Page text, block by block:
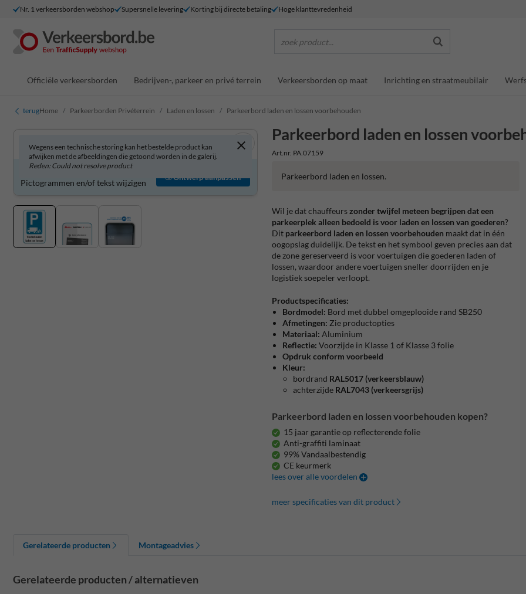
Nr. 1 verkeersborden webshop Supersnelle levering Korting bij directe betaling Hoge klanttevredenheid
zoek product...
Officiële verkeersborden Bedrijven-, parkeer en privé terrein Verkeersborden op maat Inrichting en straatmeubilair
terugHome Parkeerborden Privéterrein Laden en lossen Parkeerbord laden en lossen voorbehouden
Parkeerbord laden en lossen
Art.nr. PA.07159
Wegens een technische storing kan het bestelde product kan
afwijken met de afbeeldingen die getoond worden in de galerij.
Reden: Could not resolve product
Parkeerbord zelf aanpassen?
Pictogrammen en/of tekst wijzigen
Ontwerp aanpassen Parkeerbord laden en lossen.
Wil je dat chauffeurszonder twijfel meteen begrijpen dat een
parkeerplek alleen bedoeld is voor laden en lossen van goederen?
Dit parkeerbord laden en lossen voorbehouden maakt dat in één
oogopslag duidelijk. De tekst en het symbool geven precies aan dat
de zone gereserveerd is voor voertuigen die goederen laden of
lossen, waardoor andere voertuigen sneller doorrijden en je
logistiek soepeler verloopt.
Productspecificaties:
Bordmodel: Bord met dubbel omgeplooide rand SB250
Afmetingen: Zie productopties
Materiaal: Aluminium
Reflectie: Voorzijde in Klasse 1 of Klasse 3 folie
Opdruk conform voorbeeld
Kleur:
bordrand RAL5017 (verkeersblauw)
achterzijde RAL7043 (verkeersgrijs)
Parkeerbord laden en lossen voorbehouden kopen?
15 jaar garantie op reflecterende folie
Anti-graffiti laminaat
99% Vandaalbestendig
CE keurmerk
lees over alle voordelen
meer specificaties van dit product
Gerelateerde producten Montageadvies
Gerelateerde producten / alternatieven